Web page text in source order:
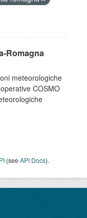
Romagna
meteorologiche
COSMO
(seeAPI Docs).